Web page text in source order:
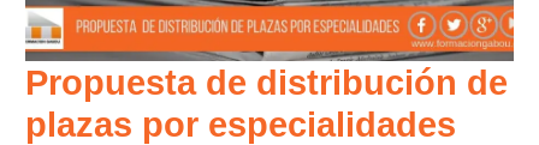
Propuesta de distribución de
plazas por especialidades